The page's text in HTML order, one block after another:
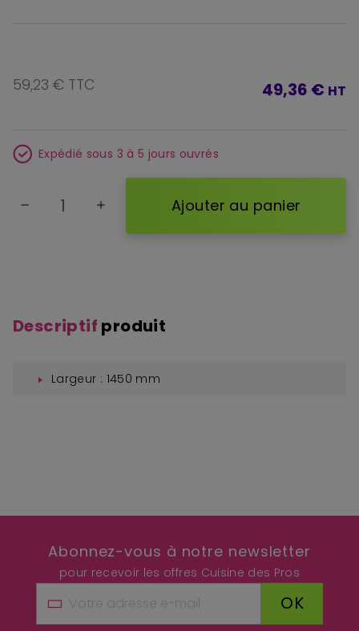
59,23 € TTC 49,36 € HT
Expédié sous 3 à 5 jours ouvrés
remove add Ajouter au panier
Descriptif produit
Largeur : 1450 mm
Abonnez-vous à notre newsletter
pour recevoir les offres Cuisine des Pros
OK